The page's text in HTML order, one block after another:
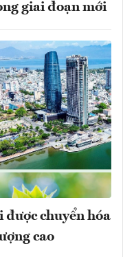
giai đoạn mới
được chuyển hóa
cao